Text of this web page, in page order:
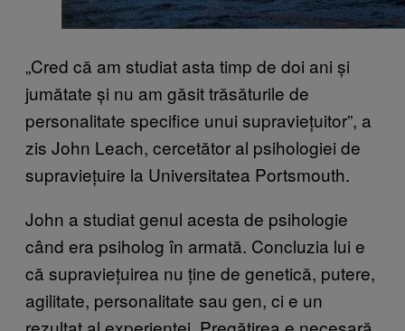
„Cred că am studiat asta timp de doi ani și
jumătate și nu am găsit trăsăturile de
personalitate specifice unui supraviețuitor”, a
zis John Leach, cercetător al psihologiei de
supraviețuire la Universitatea Portsmouth.
John a studiat genul acesta de psihologie
când era psiholog în armată. Concluzia lui e
că supraviețuirea nu ține de genetică, putere,
agilitate, personalitate sau gen, ci e un